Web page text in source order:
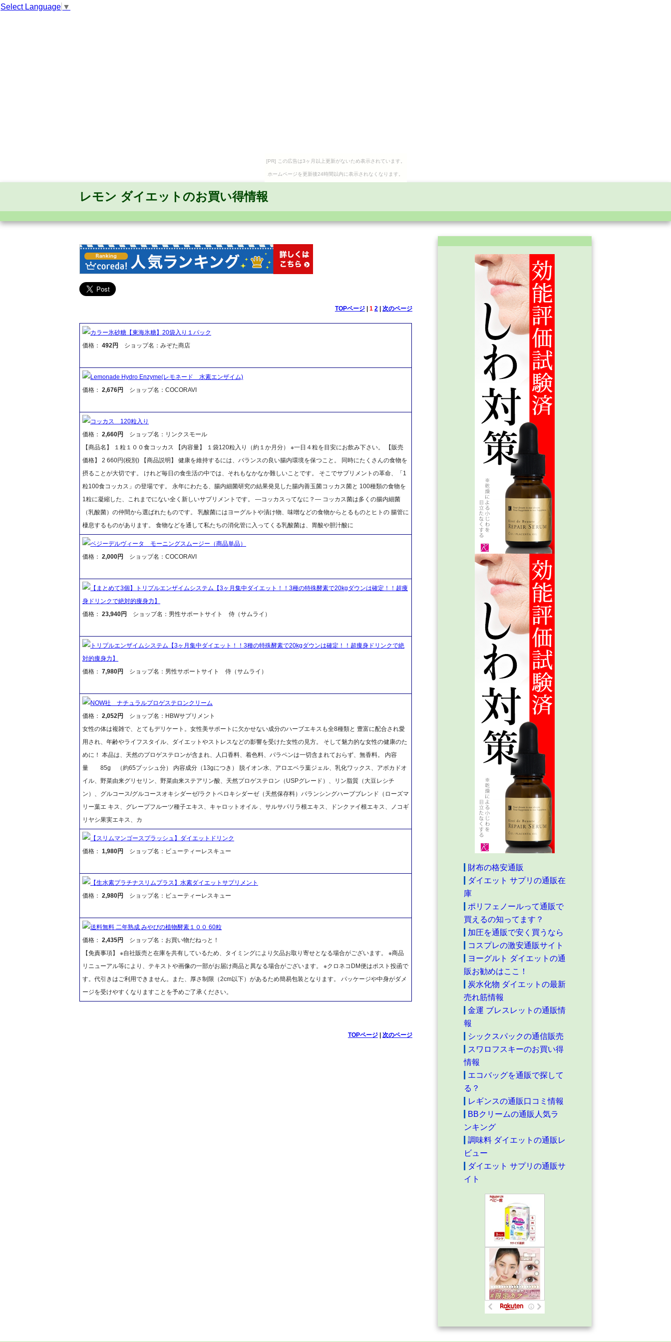
Select Language ▼
[PR] この広告は3ヶ月以上更新がないため表示されています。
ホームページを更新後24時間以内に表示されなくなります。
レモン ダイエットのお買い得情報
TOPページ| 1 2| 次のページ
カラー氷砂糖【東海氷糖】20袋入り１パック
価格： 492円 ショップ名：みぞた商店
Lemonade Hydro Enzyme(レモネード 水素エンザイム)
価格： 2,676円 ショップ名：COCORAVI
コッカス 120粒入り
価格： 2,660円
ショップ名：リンクスモール
【商品名】 １粒１００食コッカス 【内容量】 １袋120粒入り（約１か月分） ※一日４粒を目安にお飲み下さい。 【販売
価格】 2 660円(税別) 【商品説明】 健康を維持するには、バランスの良い腸内環境を保つこと。 同時にたくさんの食物を
摂ることが大切です。 けれど毎日の食生活の中では、それもなかなか難しいことです。 そこでサプリメントの革命、「1
粒100食コッカス」の登場です。 永年にわたる、腸内細菌研究の結果発見した腸内善玉菌コッカス菌と 100種類の食物を
1粒に凝縮した、これまでにない全く新しいサプリメントです。 ―コッカスってなに？― コッカス菌は多くの腸内細菌
（乳酸菌）の仲間から選ばれたものです。 乳酸菌にはヨーグルトや漬け物、味噌などの食物からとるものとヒトの 腸管に
棲息するものがあります。 食物などを通して私たちの消化管に入ってくる乳酸菌は、胃酸や胆汁酸に
ベジーデルヴィータ モーニングスムージー（商品単品）
価格： 2,000円 ショップ名：COCORAVI
【まとめて3個】トリプルエンザイムシステム【3ヶ月集中ダイエット！！3種の特殊酵素で20kgダウンは確定！！超痩
身ドリンクで絶対的痩身力】
価格： 23,940円 ショップ名：男性サポートサイト 侍（サムライ）
トリプルエンザイムシステム【3ヶ月集中ダイエット！！3種の特殊酵素で20kgダウンは確定！！超痩身ドリンクで絶
対的痩身力】
価格： 7,980円 ショップ名：男性サポートサイト 侍（サムライ）
NOW社 ナチュラルプロゲステロンクリーム
価格： 2,052円
ショップ名：HBWサプリメント
女性の体は複雑で、とてもデリケート。女性美サポートに欠かせない成分のハーブエキスも全8種類と 豊富に配合され愛
用され、年齢やライフスタイル、ダイエットやストレスなどの影響を受けた女性の見方。 そして魅力的な女性の健康のた
めに！ 本品は、天然のプロゲステロンが含まれ、人口香料、着色料、パラペンは一切含まれておらず、無香料。 内容
量 85g （約65プッシュ分） 内容成分（13gにつき） 脱イオン水、アロエベラ葉ジェル、乳化ワックス、アボカドオ
イル、野菜由来グリセリン、野菜由来ステアリン酸、天然プロゲステロン（USPグレード）、リン脂質（大豆レシチ
ン）、グルコース/グルコースオキシダーゼ/ラクトペロキシダーゼ（天然保存料）バランシングハーブブレンド（ローズマ
リー葉エ キス、グレープフルーツ種子エキス、キャロットオイル 、サルサパリラ根エキス、ドンクァイ根エキス、ノコギ
リヤシ果実エキス、カ
【スリムマンゴースプラッシュ】ダイエットドリンク
価格： 1,980円 ショップ名：ビューティーレスキュー
【生水素プラチナスリムプラス】水素ダイエットサプリメント
価格： 2,980円 ショップ名：ビューティーレスキュー
送料無料 二年熟成 みやびの植物酵素１００ 60粒
価格： 2,435円
ショップ名：お買い物だねっと！
【免責事項】 ※自社販売と在庫を共有しているため、タイミングにより欠品お取り寄せとなる場合がございます。 ※商品
リニューアル等により、テキストや画像の一部がお届け商品と異なる場合がございます。 ※クロネコDM便はポスト投函で
す。代引きはご利用できません。また、厚さ制限（2cm以下）があるため簡易包装となります。 パッケージや中身がダメ
ージを受けやすくなりますことを予めご了承ください。
TOPページ| 次のページ
財布の格安通販
ダイエット サプリの通販在
庫
ポリフェノールって通販で
買えるの知ってます？
加圧を通販で安く買うなら
コスプレの激安通販サイト
ヨーグルト ダイエットの通
販お勧めはここ！
炭水化物 ダイエットの最新
売れ筋情報
金運 ブレスレットの通販情
報
シックスパックの通信販売
スワロフスキーのお買い得
情報
エコバッグを通販で探して
る？
レギンスの通販口コミ情報
BBクリームの通販人気ラ
ンキング
調味料 ダイエットの通販レ
ビュー
ダイエット サプリの通販サ
イト